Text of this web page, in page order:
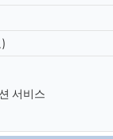
서비스